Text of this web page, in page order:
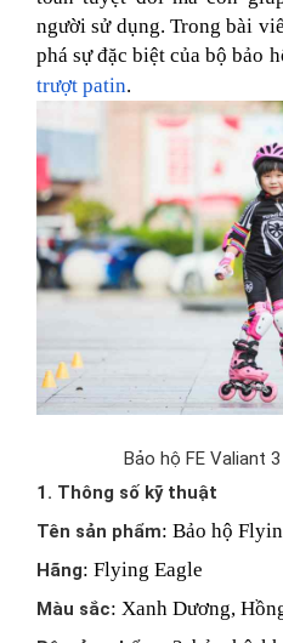
người sử dụng. Trong bài
phá sự đặc biệt của bộ bảo
trượt patin.
Bảo hộ FE Valiant
1. Thông số kỹ thuật
Tên sản phẩm: Bảo hộ
Hãng: Flying Eagle
Màu sắc: Xanh Dương,